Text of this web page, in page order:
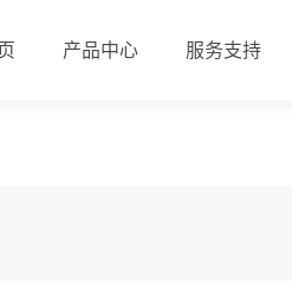
产品中心 服务支持